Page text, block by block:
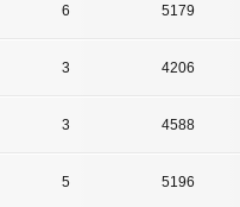
6 5179
3 4206
3 4588
5 5196